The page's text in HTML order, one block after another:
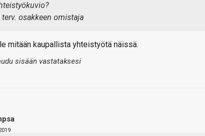
terv. osakkeen omistaja
mitään kaupallista yhteistyötä näissä.
sisään vastataksesi